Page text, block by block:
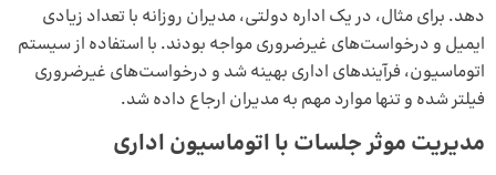
دهد. برای مثال، در یک اداره دولتی، مدیران روزانه با تعداد زیادی
ایمیل و درخواست‌های غیرضروری مواجه بودند. با استفاده از سیستم
اتوماسیون، فرآیندهای اداری بهینه شد و درخواست‌های غیرضروری
فیلتر شده و تنها موارد مهم به مدیران ارجاع داده شد.
مدیریت موثر جلسات با اتوماسیون اداری